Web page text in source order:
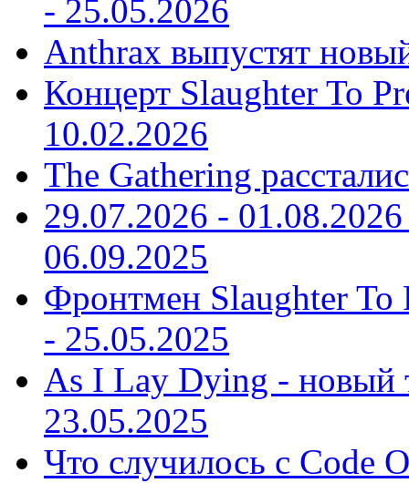
- 25.05.2026
Anthrax выпустят
Концерт Slaughter To
10.02.2026
The Gathering
29.07.2026 -
06.09.2025
Фронтмен Slaughter To
- 25.05.2025
As I Lay Dying - новый
23.05.2025
Что случилось с Code